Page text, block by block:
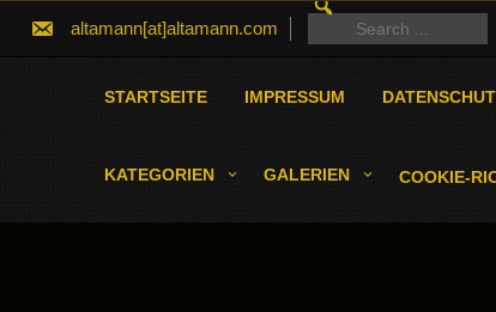
altamann[at]altamann.com
FOR:
Search
for:
STARTSEITE IMPRESSUM
KATEGORIEN GALERIEN COOKIE-